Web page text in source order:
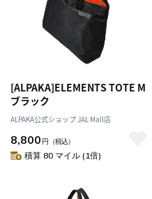
[ALPAKA]ELEMENTS TOTE M
ブラック
ALPAKA公式ショップ JAL Mall店
8,800 円 （税込）
積算 80 マイル (1倍)